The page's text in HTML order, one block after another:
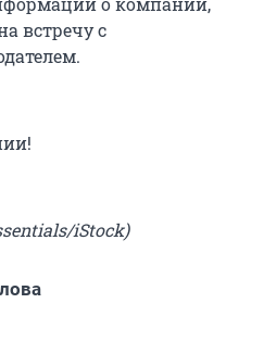
встречу с
iStock)